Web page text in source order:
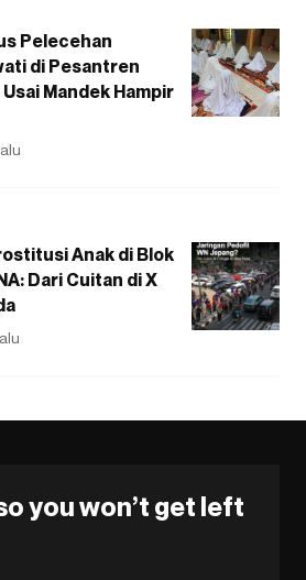
Pelecehan
di Pesantren
Mandek Hampir
Anak di Blok
Dari Cuitan di X
you won’t get left